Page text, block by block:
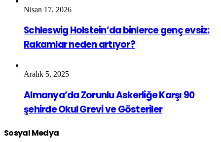
Nisan 17, 2026
Schleswig Holstein’da binlerce genç evsiz:
Rakamlar neden artıyor?
Aralık 5, 2025
Almanya’da Zorunlu Askerliğe Karşı 90
şehirde Okul Grevi ve Gösteriler
Sosyal Medya